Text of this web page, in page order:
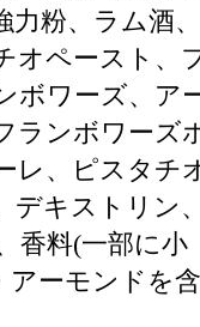
力粉、ラム酒
オペースト、
ボワーズ、ア
ランボワーズ
レ、ピスタチ
デキストリン
香料(一部に小
アーモンドを含